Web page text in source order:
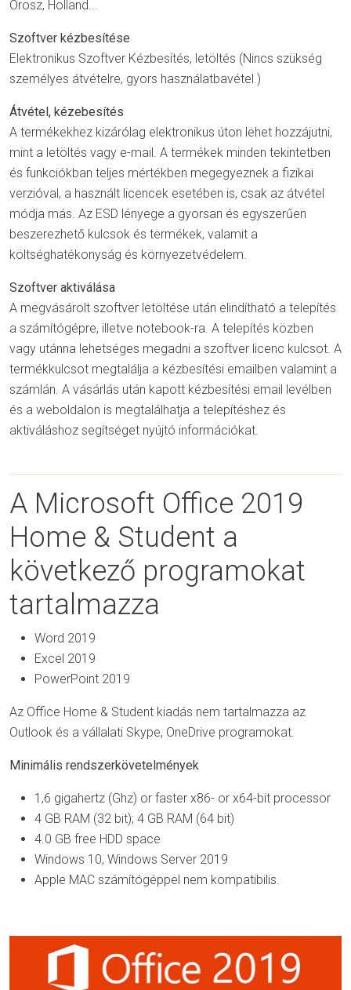
Orosz, Holland...
Szoftver kézbesítése
Elektronikus Szoftver Kézbesítés, letöltés (Nincs szükség
személyes átvételre, gyors használatbavétel.)
Átvétel, kézebesítés
A termékekhez kizárólag elektronikus úton lehet hozzájutni,
mint a letöltés vagy e-mail. A termékek minden tekintetben
és funkciókban teljes mértékben megegyeznek a fizikai
verzióval, a használt licencek esetében is, csak az átvétel
módja más. Az ESD lényege a gyorsan és egyszerűen
beszerezhető kulcsok és termékek, valamit a
költséghatékonyság és környezetvédelem.
Szoftver aktiválása
A megvásárolt szoftver letöltése után elindítható a telepítés
a számítógépre, illetve notebook-ra. A telepítés közben
vagy utánna lehetséges megadni a szoftver licenc kulcsot. A
termékkulcsot megtalálja a kézbesítési emailben valamint a
számlán. A vásárlás után kapott kézbesítési email levélben
és a weboldalon is megtalálhatja a telepítéshez és
aktiváláshoz segítséget nyújtó információkat.
A Microsoft Office 2019
Home & Student a
következő programokat
tartalmazza
Word 2019
Excel 2019
PowerPoint 2019
Az Office Home & Student kiadás nem tartalmazza az
Outlook és a vállalati Skype, OneDrive programokat.
Minimális rendszerkövetelmények
1,6 gigahertz (Ghz) ​​or faster x86- or x64-bit processor
4 GB RAM (32 bit); 4 GB RAM (64 bit)
4.0 GB free HDD space
Windows 10, Windows Server 2019
Apple MAC számítógéppel nem kompatibilis.